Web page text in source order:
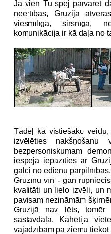
Ja vien Tu spēj pārvarēt
neērtības, Gruzija
viesmīlīga, sirsnīga,
komunikācija ir kā daļa no
Tādēļ kā vistiešāko
izvēlēties
bezpersoniskumam,
iespēja iepazīties ar
galdi no ēdienu pārpilnības.
Gruzīnu vīni - gan
kvalitāti un lielo izvēli, un
pavisam nezināmām
Gruzijā nav lēts, tomēr
sastāvdaļa. Kahetijā
vajadzībām pa ziemu